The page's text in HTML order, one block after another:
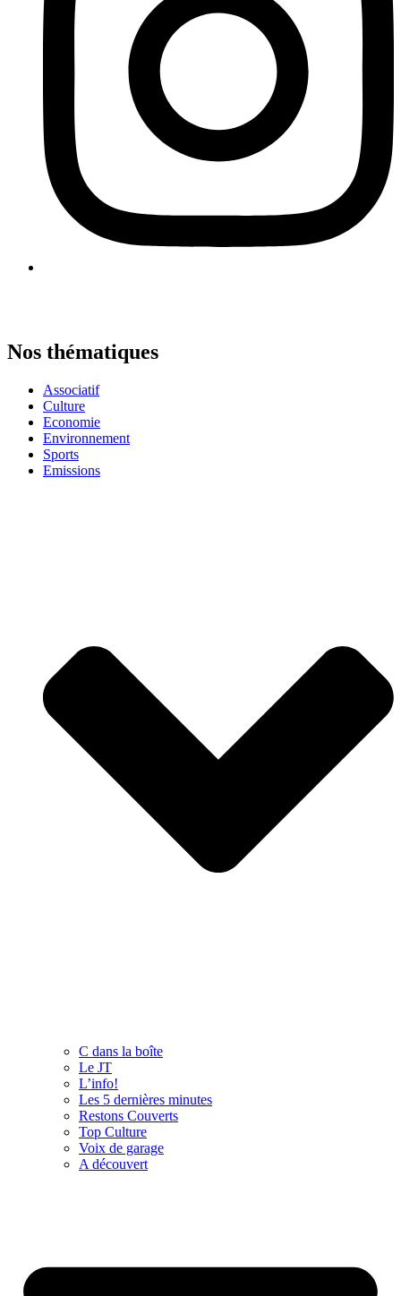
Nos thématiques
Associatif
Culture
Economie
Environnement
Sports
Emissions
C dans la boîte
Le JT
L’info!
Les 5 dernières minutes
Restons Couverts
Top Culture
Voix de garage
A découvert